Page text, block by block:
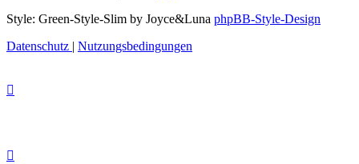
Style: Green-Style-Slim by Joyce&Luna phpBB-Style-Design
Datenschutz | Nutzungsbedingungen